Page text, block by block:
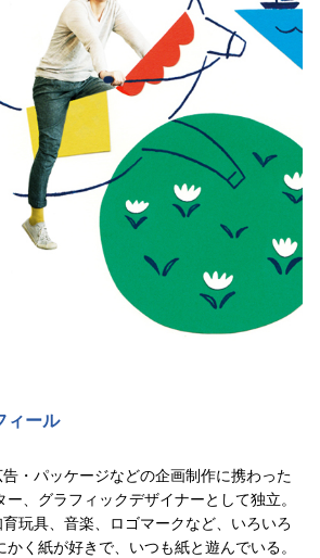
ール
・パッケージなどの企画制作に携わった
、グラフィックデザイナーとして独立。
玩具、音楽、ロゴマークなど、いろいろ
く紙が好きで、いつも紙と遊んでいる。